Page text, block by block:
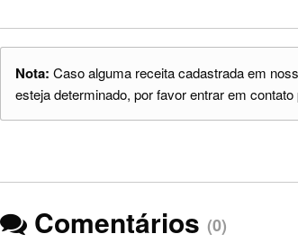
Nota: Caso alguma receita cadastrada em
esteja determinado, por favor entrar em
Comentários (0)